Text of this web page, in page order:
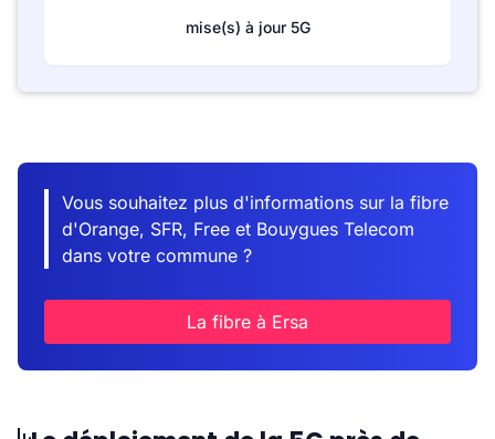
mise(s) à jour 5G
Vous souhaitez plus d'informations sur la fibre
d'Orange, SFR, Free et Bouygues Telecom
dans votre commune ?
La fibre à Ersa